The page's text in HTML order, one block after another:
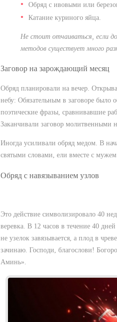
Обряд с ивовыми или
Катание куриного яйца.
Не стоит отчаиваться, если
методов существует много
Заговор на зарождающий месяц
Обряд планировали на вечер.
небу: Обязательным в заговоре
поэтические фразы, сравнивавшие
Заканчивали заговор
Иногда усиливали обряд медом. В
святыми словами, ели вместе с
Обряд с навязыванием узлов
Это действие символизировало 40
веревка. В 12 часов в течение 40
не узелок завязывается, а плод в
зачинаю. Господи, благослови!
Аминь».